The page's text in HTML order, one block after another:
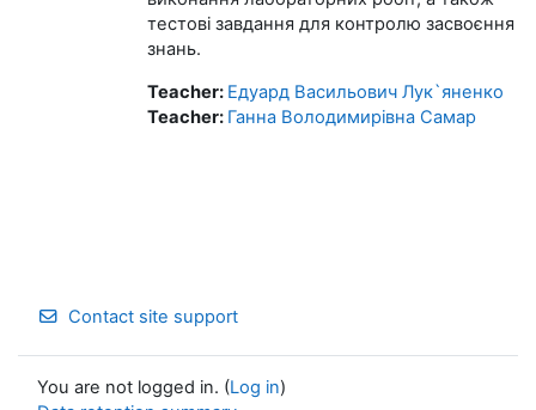
тестові завдання для контролю засвоєння
знань.
Teacher: Едуард Васильович Лук`яненко
Teacher: Ганна Володимирівна Самар
Contact site support
You are not logged in. (Log in)